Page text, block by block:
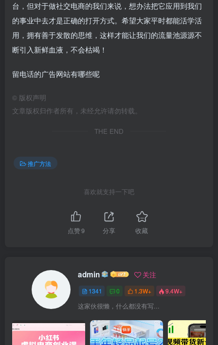
台，但对于做社交电商的我们来说，想办法把它应用到我们
的事业中去才是正确的打开方式。希望大家平时都能活学活
用，拥有善于发散的思维，这样才能让我们的流量池源源不
断引入新鲜血液，不会枯竭！
留电话的广告网站有哪些呢
© 版权声明
文章版权归作者所有，未经允许请勿转载。
THE END
推广方法
喜欢就支持一下吧
点赞9 分享 收藏
admin 关注
1341 0 1.3W+ 9.4W+
这家伙很懒，什么都没有写...